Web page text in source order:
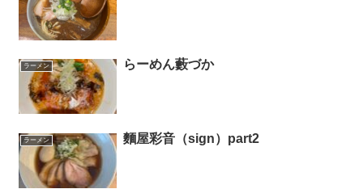
ラーメン らーめん藪づか
ラーメン 麵屋彩音（sign）part2